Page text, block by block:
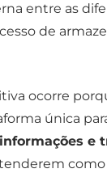
entre as
de
ocorre
única
e